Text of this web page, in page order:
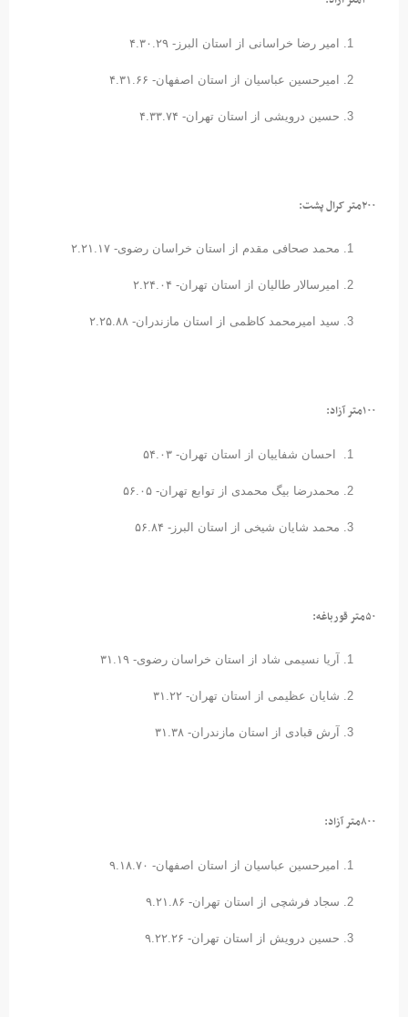
امیر رضا خراسانی از استان البرز- ۴.۳۰.۲۹
امیرحسین عباسیان از استان اصفهان- ۴.۳۱.۶۶
حسین درویشی از استان تهران- ۴.۳۳.۷۴
۲۰۰متر کرال پشت:
محمد صحافی مقدم از استان خراسان رضوی- ۲.۲۱.۱۷
امیرسالار طالیان از استان تهران- ۲.۲۴.۰۴
سید امیرمحمد کاظمی از استان مازندران- ۲.۲۵.۸۸
۱۰۰متر آزاد:
احسان شفاییان از استان تهران- ۵۴.۰۳
محمدرضا بیگ محمدی از توابع تهران- ۵۶.۰۵
محمد شایان شیخی از استان البرز- ۵۶.۸۴
۵۰متر قورباغه:
آریا نسیمی شاد از استان خراسان رضوی- ۳۱.۱۹
شایان عظیمی از استان تهران- ۳۱.۲۲
آرش قبادی از استان مازندران- ۳۱.۳۸
۸۰۰متر آزاد:
امیرحسین عباسیان از استان اصفهان- ۹.۱۸.۷۰
سجاد فرشچی از استان تهران- ۹.۲۱.۸۶
حسین درویش از استان تهران- ۹.۲۲.۲۶